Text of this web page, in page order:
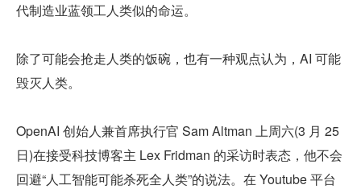
代制造业蓝领工人类似的命运。
除了可能会抢走人类的饭碗，也有一种观点认为，AI 可能
毁灭人类。
OpenAI 创始人兼首席执行官 Sam Altman 上周六(3 月 25
日)在接受科技博客主 Lex Fridman 的采访时表态，他不会
回避“人工智能可能杀死全人类”的说法。在 Youtube 平台